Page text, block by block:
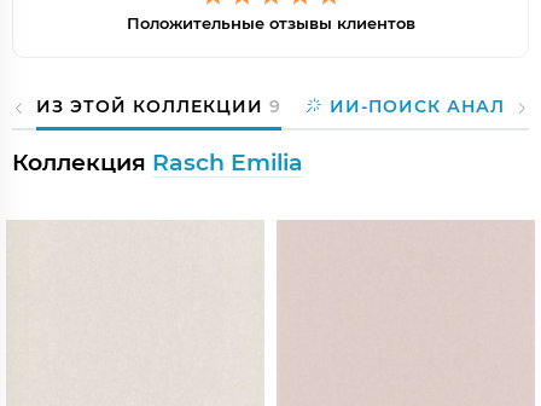
Положительные отзывы клиентов
ИЗ ЭТОЙ КОЛЛЕКЦИИ 9 ИИ-ПОИСК
Коллекция Rasch Emilia